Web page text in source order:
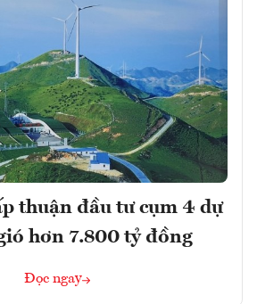
thuận đầu tư cụm 4 dự
hơn 7.800 tỷ đồng
Đọc ngay